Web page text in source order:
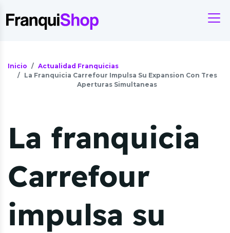
Inicio
Actualidad Franquicias
La Franquicia Carrefour Impulsa Su Expansion Con Tres
Aperturas Simultaneas
La franquicia
Carrefour
impulsa su